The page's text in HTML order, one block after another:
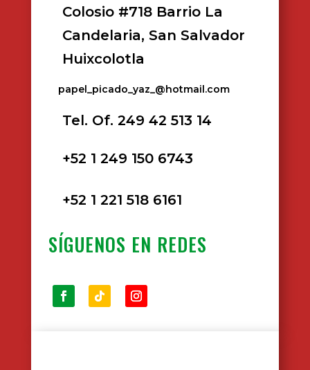
Colosio #718 Barrio La
Candelaria, San Salvador
Huixcolotla
papel_picado_yaz_@hotmail.com
Tel. Of. 249 42 513 14
+52 1 249 150 6743
+52 1 221 518 6161
SÍGUENOS EN REDES